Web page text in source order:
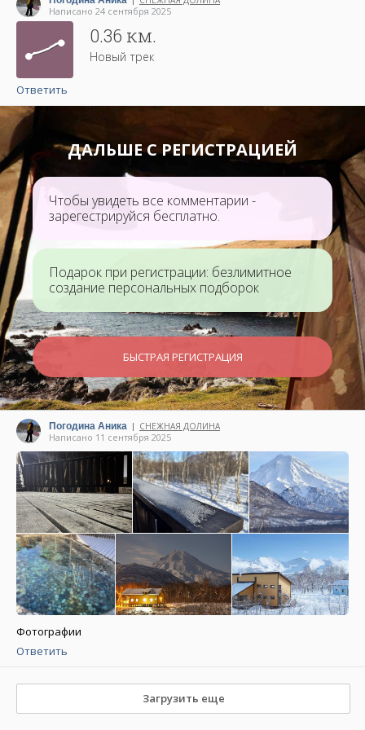
Написано 24 сентября 2025
0.36 км.
Новый трек
Ответить
ДАЛЬШЕ С РЕГИСТРАЦИЕЙ
Чтобы увидеть все комментарии -
зарегестрируйся бесплатно.
Подарок при регистрации: безлимитное
создание персональных подборок
БЫСТРАЯ РЕГИСТРАЦИЯ
Погодина Аника | СНЕЖНАЯ ДОЛИНА
Написано 11 сентября 2025
Фотографии
Ответить
Загрузить еще